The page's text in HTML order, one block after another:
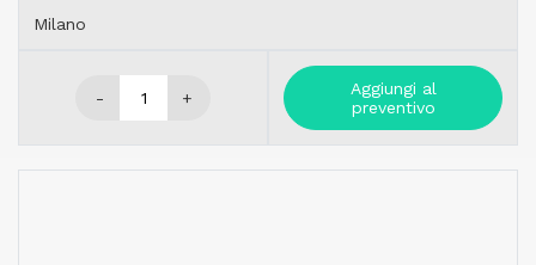
Milano
- +
Aggiungi al
preventivo